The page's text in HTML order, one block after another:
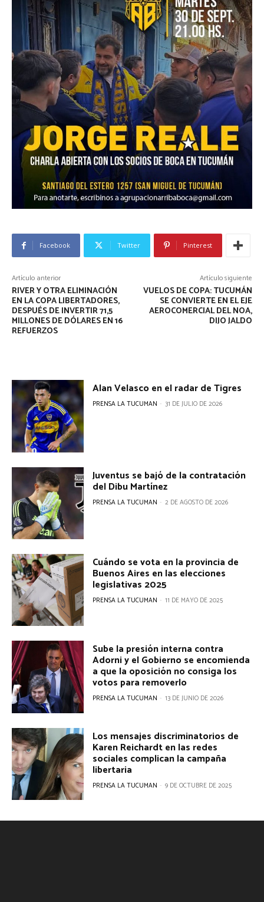
Facebook Twitter Pinterest
Artículo anterior
RIVER Y OTRA ELIMINACIÓN
EN LA COPA LIBERTADORES,
DESPUÉS DE INVERTIR 71,5
MILLONES DE DÓLARES EN 16
REFUERZOS
Artículo siguiente
VUELOS DE COPA: TUCUMÁN
SE CONVIERTE EN EL EJE
AEROCOMERCIAL DEL NOA,
DIJO JALDO
Alan Velasco en el radar de Tigres
PRENSA LA TUCUMAN - 31 DE JULIO DE 2026
Juventus se bajó de la contratación
del Dibu Martínez
PRENSA LA TUCUMAN - 2 DE AGOSTO DE 2026
Cuándo se vota en la provincia de
Buenos Aires en las elecciones
legislativas 2025
PRENSA LA TUCUMAN - 11 DE MAYO DE 2025
Sube la presión interna contra
Adorni y el Gobierno se encomienda
a que la oposición no consiga los
votos para removerlo
PRENSA LA TUCUMAN - 13 DE JUNIO DE 2026
Los mensajes discriminatorios de
Karen Reichardt en las redes
sociales complican la campaña
libertaria
PRENSA LA TUCUMAN - 9 DE OCTUBRE DE 2025